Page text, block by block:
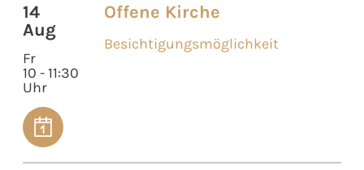
14
Aug
Fr
10 - 11:30
Uhr
Offene Kirche
Besichtigungsmöglichkeit